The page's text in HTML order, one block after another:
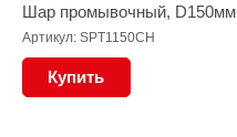
Шар промывочный, D150мм
Артикул: SPT1150CH
Купить